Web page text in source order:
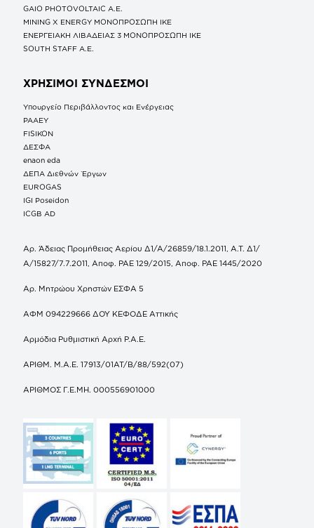
GAIO PHOTOVOLTAIC Α.Ε.
MINING X ENERGY ΜΟΝΟΠΡΟΣΩΠΗ ΙΚΕ
ΕΝΕΡΓΕΙΑΚΗ ΛΙΒΑΔΕΙΑΣ 3 ΜΟΝΟΠΡΟΣΩΠΗ ΙΚΕ
SOUTH STAFF Α.Ε.
ΧΡΗΣΙΜΟΙ ΣΥΝΔΕΣΜΟΙ
Υπουργείο Περιβάλλοντος και Ενέργειας
ΡΑΑΕΥ
FISIKON
ΔΕΣΦΑ
enaon eda
ΔΕΠΑ Διεθνών Έργων
EUROGAS
IGI Poseidon
ICGB AD
Αρ. Άδειας Προμήθειας Αερίου Δ1/Α/26859/18.1.2011, Α.Τ. Δ1/
Α/15827/7.7.2011, Αποφ. ΡΑΕ 129/2015, Αποφ. ΡΑΕ 1445/2020
Αρ. Μητρώου Χρηστών ΕΣΦΑ 5
ΑΦΜ 094229666 ΔΟΥ ΚΕΦΟΔΕ Αττικής
Αρμόδια Ρυθμιστική Αρχή Ρ.Α.Ε.
ΑΡΙΘΜ. Μ.Α.Ε. 17913/01ΑΤ/Β/88/592(07)
ΑΡΙΘΜΟΣ Γ.Ε.ΜΗ. 000556901000